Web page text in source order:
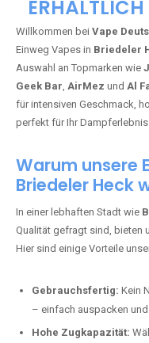
Willkommen bei Vape
Einweg Vapes in Briedeler
Auswahl an Topmarken wie
Geek Bar, AirMez und Al
für intensiven Geschmack,
perfekt für Ihr
Warum unsere
Briedeler Heck
In einer lebhaften Stadt wie
Qualität gefragt sind, bieten
Hier sind einige Vorteile
Gebrauchsfertig: Kein
– einfach auspacken
Hohe Zugkapazität: